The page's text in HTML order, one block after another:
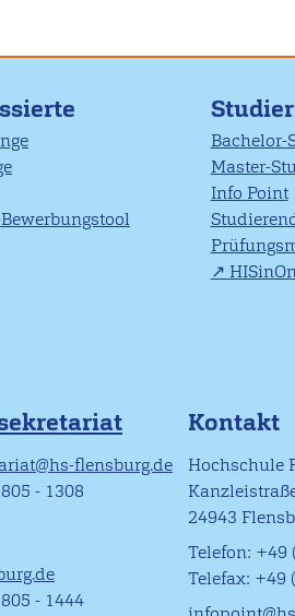
Bachelor-
Master-
Info Point
flensburg.de
- 1308
- 1444
Kontakt
Hochschule
24943
Telefon: +49
Telefax: +49